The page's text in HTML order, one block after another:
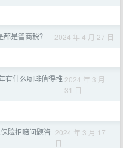
是智商税？ 2024 年 4 月 27 日
有什么咖啡值得推 2024 年 3 月
31 日
险拒赔问题咨 2024 年 3 月 17
日